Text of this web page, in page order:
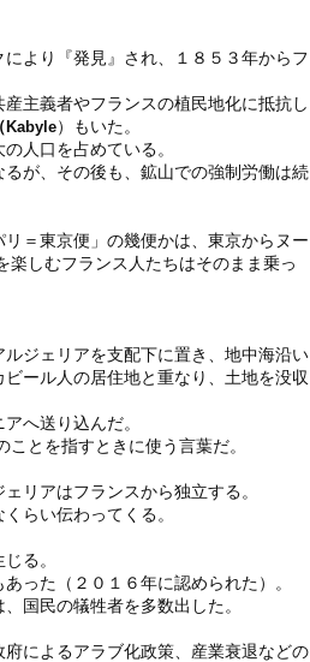
より『発見』され、１８５３年からフ
主義者やフランスの植民地化に抵抗し
Kabyle）もいた。
人口を占めている。
が、その後も、鉱山での強制労働は続
＝東京便」の幾便かは、東京からヌー
楽しむフランス人たちはそのまま乗っ
ジェリアを支配下に置き、地中海沿い
ール人の居住地と重なり、土地を没収
へ送り込んだ。
とを指すときに使う言葉だ。
リアはフランスから独立する。
らい伝わってくる。
る。
った（２０１６年に認められた）。
国民の犠牲者を多数出した。
によるアラブ化政策、産業衰退などの